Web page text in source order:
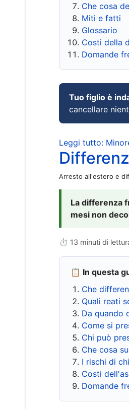
Che cosa
Miti e fatti
Glossario
Costi della
Domande
Tuo figlio è
cancellare
Leggi tutto:
Arresto all'estero e
La differenza
mesi non
⏱ 13 minuti di
📋 In questa
Che
Quali reati
Da quando
Come si
Chi può
Che cosa
I rischi di
Costi
Domande